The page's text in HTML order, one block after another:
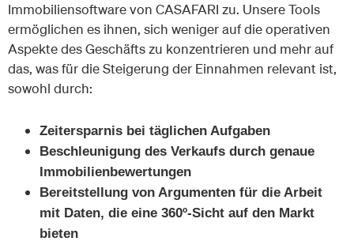
Immobiliensoftware von CASAFARI zu. Unsere Tools
ermöglichen es ihnen, sich weniger auf die operativen
Aspekte des Geschäfts zu konzentrieren und mehr auf
das, was für die Steigerung der Einnahmen relevant ist,
sowohl durch:
Zeitersparnis bei täglichen Aufgaben
Beschleunigung des Verkaufs durch genaue
Immobilienbewertungen
Bereitstellung von Argumenten für die Arbeit
mit Daten, die eine 360º-Sicht auf den Markt
bieten